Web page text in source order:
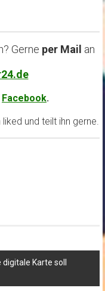
Gerne per Mail an
Facebook.
und teilt ihn gerne.
Karte soll